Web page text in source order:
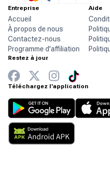
Entreprise
Accueil
À propos de nous
Contactez-nous
Programme d'affiliation
Aide
Restez à jour
Téléchargez l'application